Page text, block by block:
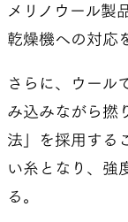
メリノウール製
乾燥機への対応
さらに、ウール
み込みながら撚
法」を採用する
い糸となり、強
る。